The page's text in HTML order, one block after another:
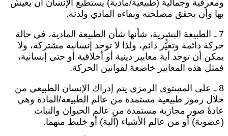
وجمالية (طبيعية/مادية) يستطيع الإنسان أن يعيش
وأن يحقق مصلحته وبقاءه المادي ولذته.
7 ـ الطبيعة البشرية، شأنها شأن الطبيعة المادية، في حالة
دائمة وتغيُّر دائم، ولذا لا توجد إنسانية مشتركة، ولا
أن توجد أية معايير دينية أو أخلاقية أو حتى إنسانية،
هذه المعايير خاضعة لقوانين الحركة.
8 ـ على المستوى الرمزي يتم إدراك الإنسان الطبيعي من
رموز طبيعية مستمدة من عالم الطبيعة/المادة وهي
صور مجازية مستمدة من عالم الحيوان والنبات
أو من عالم الأشياء (آلية) أو خليط منهما.